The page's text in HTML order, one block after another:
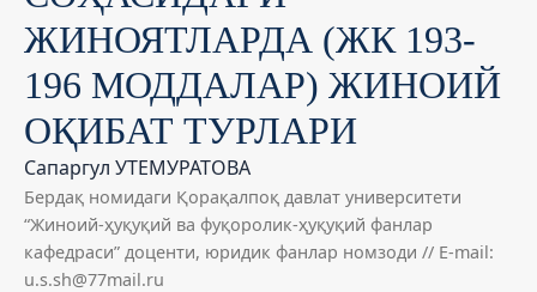
ЖИНОЯТЛАРДА (ЖК 193-
196 МОДДАЛАР) ЖИНОИЙ
ОҚИБАТ ТУРЛАРИ
Сапаргул УТЕМУРАТОВА
Бердақ номидаги Қорақалпоқ давлат университети
“Жиноий-ҳуқуқий ва фуқоролик-ҳуқуқий фанлар
кафедраси” доценти, юридик фанлар номзоди // E-mail:
u.s.sh@77mail.ru